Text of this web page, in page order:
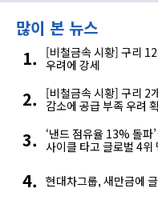
많이 본 뉴스
[비철금속 시황] 구리
우려에 강세
[비철금속 시황] 구리 2
감소에 공급 부족 우려
‘낸드 점유율 13% 돌
사이클 타고 글로벌 4위
현대차그룹, 새만금에